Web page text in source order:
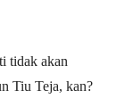
tidak akan
Tiu Teja, kan?